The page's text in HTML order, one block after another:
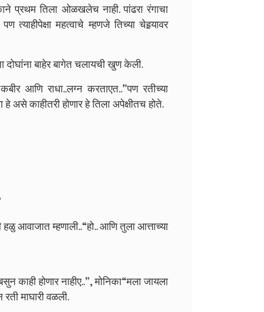
प्रथम तिला ओळखलेच नाही. पांढरा रंगाचा
महत्वाचे म्हणजे तिच्या चेहर्‍यावर
दोघांना बाहेर बागेत चलायची खुण केली.
आणि राधा..लग्न करताएत..”पण रतीच्या
हे असे काहीतरी होणार हे तिला अपेक्षीतच होते.
हळु आवाजात म्हणाली..“हो.. आणि तुला आत्ताच्या
काही होणार नाहीए..”, मोनिका“मला जायला
माघारी वळली.